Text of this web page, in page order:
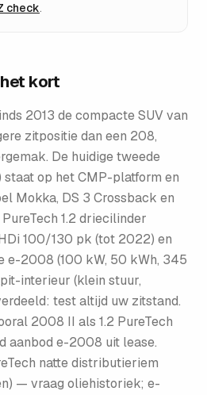
check.
kort
2013 de compacte SUV van
zitpositie dan een 208,
De huidige tweede
staat op het CMP-platform en
Mokka, DS 3 Crossback en
1.2 driecilinder
100/130 pk (tot 2022) en
e-2008 (100 kW, 50 kWh, 345
interieur (klein stuur,
test altijd uw zitstand.
2008 II als 1.2 PureTech
aanbod e-2008 uit lease.
natte distributieriem
— vraag oliehistoriek; e-